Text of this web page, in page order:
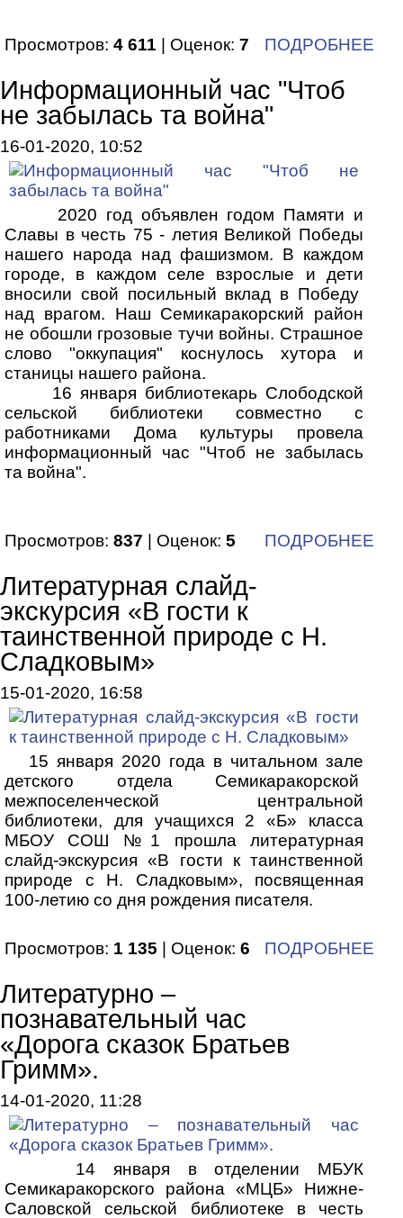
Просмотров: 4 611 | Оценок: 7 ПОДРОБНЕЕ
Информационный час "Чтоб
не забылась та война"
16-01-2020, 10:52
2020 год объявлен годом Памяти и
Славы в честь 75 - летия Великой Победы
нашего народа над фашизмом. В каждом
городе, в каждом селе взрослые и дети
вносили свой посильный вклад в Победу
над врагом. Наш Семикаракорский район
не обошли грозовые тучи войны. Страшное
слово "оккупация" коснулось хутора и
станицы нашего района.
16 января библиотекарь Слободской
сельской библиотеки совместно с
работниками Дома культуры провела
информационный час "Чтоб не забылась
та война".
Просмотров: 837 | Оценок: 5 ПОДРОБНЕЕ
Литературная слайд-
экскурсия «В гости к
таинственной природе с Н.
Сладковым»
15-01-2020, 16:58
15 января 2020 года в читальном зале
детского отдела Семикаракорской
межпоселенческой центральной
библиотеки, для учащихся 2 «Б» класса
МБОУ СОШ №1 прошла литературная
слайд-экскурсия «В гости к таинственной
природе с Н. Сладковым», посвященная
100-летию со дня рождения писателя.
Просмотров: 1 135 | Оценок: 6 ПОДРОБНЕЕ
Литературно –
познавательный час
«Дорога сказок Братьев
Гримм».
14-01-2020, 11:28
14 января в отделении МБУК
Семикаракорского района «МЦБ» Нижне-
Саловской сельской библиотеке в честь